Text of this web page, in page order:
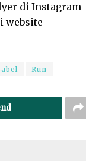
di Instagram
website
Run